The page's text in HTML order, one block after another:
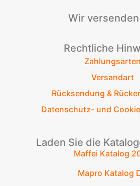
Wir
Rechtliche
Zahlungsarten
Versandart
Rücksendung &
Datenschutz- und
Laden Sie die
Maffei Katalog
Mapro Katalog